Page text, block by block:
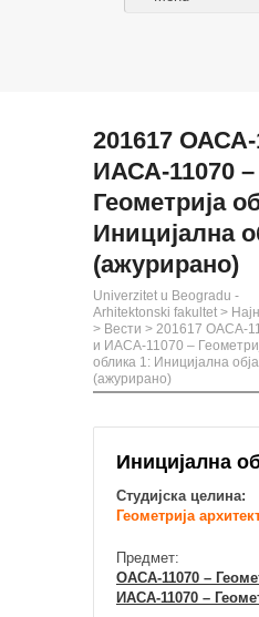
201617 ОАСА-
ИАСА-11070 –
Геометрија
Иницијална
(ажурирано)
Univerzitet u Beogradu -
Arhitektonski fakultet >
> Вести > 201617 ОАСА-
и ИАСА-11070 –
облика 1: Иницијална
(ажурирано)
Иницијална
Студијска целина:
Геометрија
Предмет:
ОАСА-11070 –
ИАСА-11070 –